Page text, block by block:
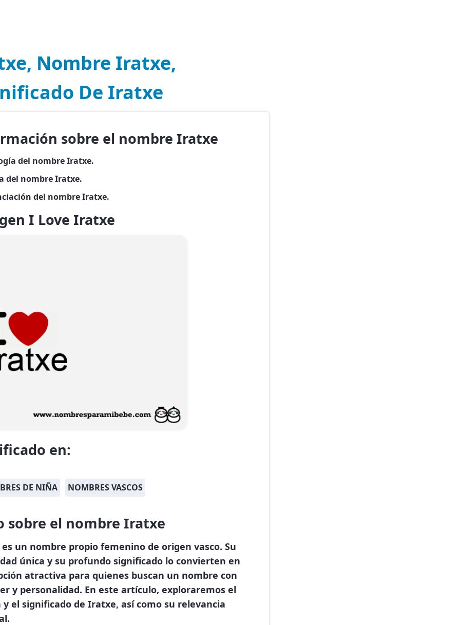
Nombre Iratxe,
De Iratxe
sobre el nombre Iratxe
del nombre Iratxe.
del nombre Iratxe.
del nombre Iratxe.
I Love Iratxe
en:
DE NIÑA NOMBRES VASCOS
sobre el nombre Iratxe
un nombre propio femenino de origen vasco. Su
única y su profundo significado lo convierten en
atractiva para quienes buscan un nombre con
y personalidad. En este artículo, exploraremos el
y el significado de Iratxe, así como su relevancia